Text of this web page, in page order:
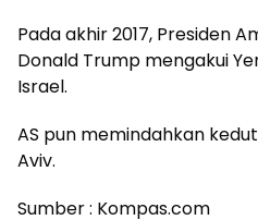
Pada akhir 2017, Presiden
Donald Trump mengakui
Israel.
AS pun memindahkan
Aviv.
Sumber : Kompas.com